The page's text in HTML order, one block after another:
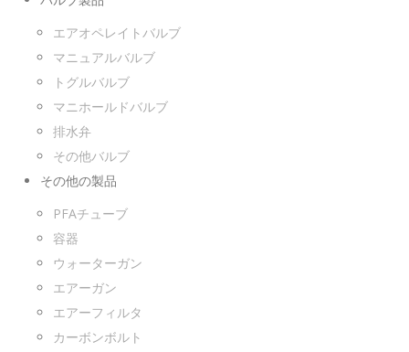
エアオペレイトバルブ
マニュアルバルブ
トグルバルブ
マニホールドバルブ
排水弁
その他バルブ
その他の製品
PFAチューブ
容器
ウォーターガン
エアーガン
エアーフィルタ
カーボンボルト